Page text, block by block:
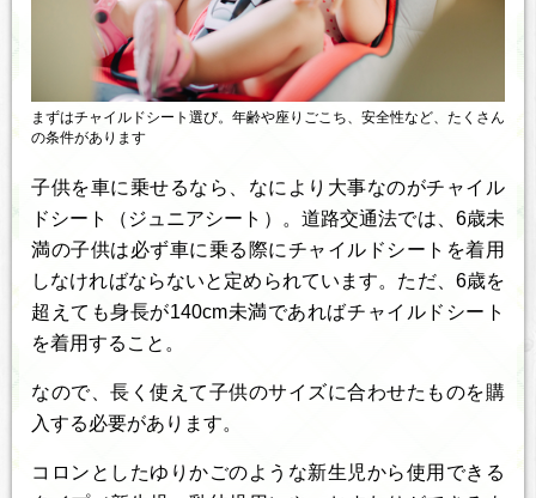
まずはチャイルドシート選び。年齢や座りごこち、安全性など、たくさん
の条件があります
子供を車に乗せるなら、なにより大事なのがチャイル
ドシート（ジュニアシート）。道路交通法では、6歳未
満の子供は必ず車に乗る際にチャイルドシートを着用
しなければならないと定められています。ただ、6歳を
超えても身長が140cm未満であればチャイルドシート
を着用すること。
なので、長く使えて子供のサイズに合わせたものを購
入する必要があります。
コロンとしたゆりかごのような新生児から使用できる